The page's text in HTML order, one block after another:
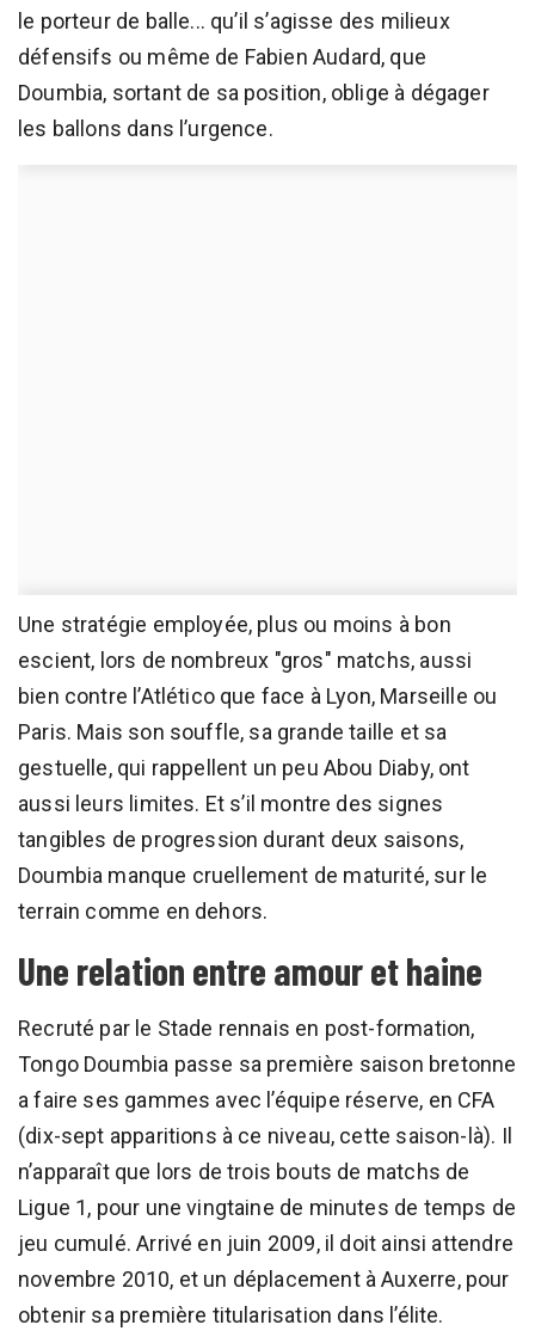
le porteur de balle... qu’il s’agisse des milieux
défensifs ou même de Fabien Audard, que
Doumbia, sortant de sa position, oblige à dégager
les ballons dans l’urgence.
Une stratégie employée, plus ou moins à bon
escient, lors de nombreux "gros" matchs, aussi
bien contre l’Atlético que face à Lyon, Marseille ou
Paris. Mais son souffle, sa grande taille et sa
gestuelle, qui rappellent un peu Abou Diaby, ont
aussi leurs limites. Et s’il montre des signes
tangibles de progression durant deux saisons,
Doumbia manque cruellement de maturité, sur le
terrain comme en dehors.
Une relation entre amour et haine
Recruté par le Stade rennais en post-formation,
Tongo Doumbia passe sa première saison bretonne
a faire ses gammes avec l’équipe réserve, en CFA
(dix-sept apparitions à ce niveau, cette saison-là). Il
n’apparaît que lors de trois bouts de matchs de
Ligue 1, pour une vingtaine de minutes de temps de
jeu cumulé. Arrivé en juin 2009, il doit ainsi attendre
novembre 2010, et un déplacement à Auxerre, pour
obtenir sa première titularisation dans l’élite.